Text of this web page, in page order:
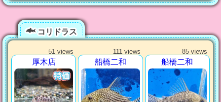
コリドラス
51 views
厚木店
111 views
船橋二和
85 views
船橋二和